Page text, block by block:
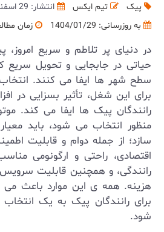
پیک تیم ایکس
انتشار: 29 اسفند 1402
به روزرسانی: 1404/01/29 زمان
در دنیای پر تلاطم و سریع
حیاتی در جابجایی و تحویل سریع
سطح شهر ها ایفا می ‌کنند.
برای این شغل، تأثیر بسزایی در
رانندگان پیک‌ ها ایفا می کند.
منظور انتخاب می‌ شود، باید
سازد؛ از جمله دوام و قابلیت
اقتصادی، راحتی و ارگونومی
رانندگی، و همچنین قابلیت
هزینه. همه ی این موارد باعث
برای رانندگان پیک به یک
شود.